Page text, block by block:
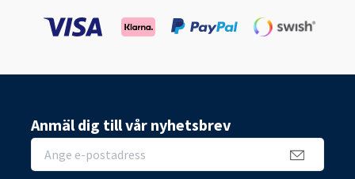
Anmäl dig till vår nyhetsbrev